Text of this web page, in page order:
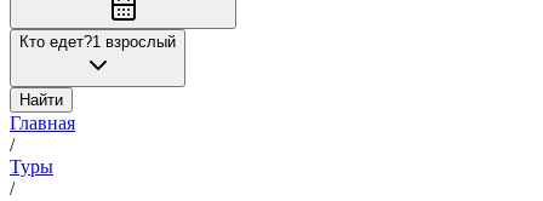
Кто едет?1 взрослый
Найти
Главная
/
Туры
/